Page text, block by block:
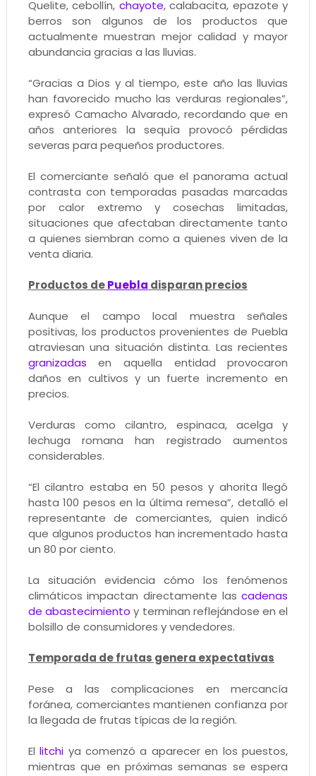
Quelite, cebollín, chayote, calabacita, epazote y
berros son algunos de los productos que
actualmente muestran mejor calidad y mayor
abundancia gracias a las lluvias.
“Gracias a Dios y al tiempo, este año las lluvias
han favorecido mucho las verduras regionales”,
expresó Camacho Alvarado, recordando que en
años anteriores la sequía provocó pérdidas
severas para pequeños productores.
El comerciante señaló que el panorama actual
contrasta con temporadas pasadas marcadas
por calor extremo y cosechas limitadas,
situaciones que afectaban directamente tanto
a quienes siembran como a quienes viven de la
venta diaria.
Productos dePuebla disparan precios
Aunque el campo local muestra señales
positivas, los productos provenientes de Puebla
atraviesan una situación distinta. Las recientes
granizadas en aquella entidad provocaron
daños en cultivos y un fuerte incremento en
precios.
Verduras como cilantro, espinaca, acelga y
lechuga romana han registrado aumentos
considerables.
“El cilantro estaba en 50 pesos y ahorita llegó
hasta 100 pesos en la última remesa”, detalló el
representante de comerciantes, quien indicó
que algunos productos han incrementado hasta
un 80 por ciento.
La situación evidencia cómo los fenómenos
climáticos impactan directamente lascadenas
de abastecimiento y terminan reflejándose en el
bolsillo de consumidores y vendedores.
Temporada de frutas genera expectativas
Pese a las complicaciones en mercancía
foránea, comerciantes mantienen confianza por
la llegada de frutas típicas de la región.
Ellitchi ya comenzó a aparecer en los puestos,
mientras que en próximas semanas se espera